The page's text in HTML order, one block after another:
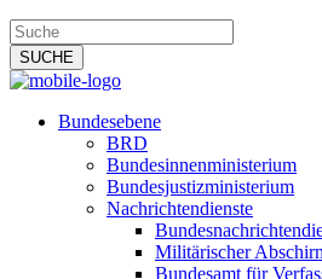
Bundesebene
BRD
Bundesinnenministerium
Bundesjustizministerium
Nachrichtendienste
Militärischer
Bundesamt für